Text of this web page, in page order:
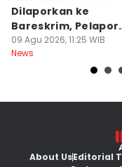
Dilaporkan ke
Bareskrim, Pelapor
Minta Ekshumasi
09 Agu 2026, 11:25 WIB
News
About UsEditorial